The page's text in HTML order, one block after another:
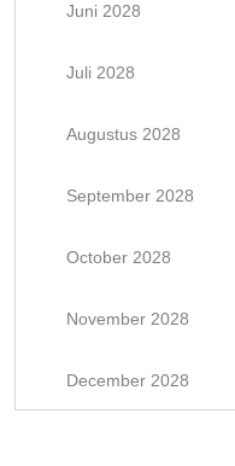
Juni 2028
Juli 2028
Augustus 2028
September 2028
October 2028
November 2028
December 2028